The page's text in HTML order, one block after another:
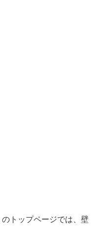
トップページでは、壁